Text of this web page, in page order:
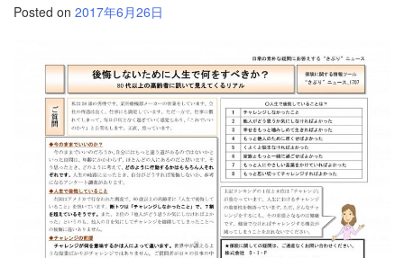
Posted on 2017年6月26日